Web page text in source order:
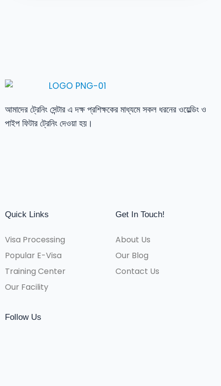
আমাদের ট্রেনিং সেন্টার এ দক্ষ প্রশিক্ষকের মাধ্যমে সকল ধরনের ওয়েল্ডিং ও
পাইপ ফিটার ট্রেনিং দেওয়া হয়।
Quick Links
Visa Processing
Popular E-Visa
Training Center
Our Facility
Get In Touch!
About Us
Our Blog
Contact Us
Follow Us